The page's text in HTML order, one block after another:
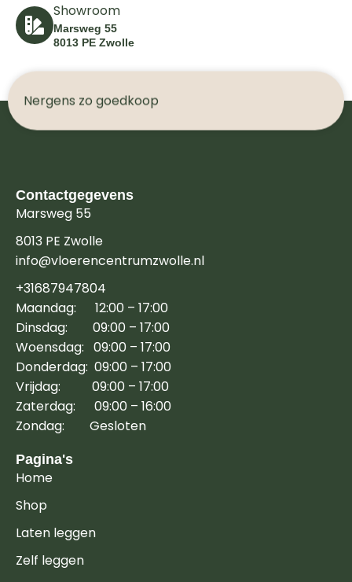
Showroom
Marsweg 55
8013 PE Zwolle
Nergens zo goedkoop
Contactgegevens
Marsweg 55
8013 PE Zwolle
info@vloerencentrumzwolle.nl
+31687947804
Maandag: 12:00 – 17:00
Dinsdag: 09:00 – 17:00
Woensdag: 09:00 – 17:00
Donderdag: 09:00 – 17:00
Vrijdag: 09:00 – 17:00
Zaterdag: 09:00 – 16:00
Zondag: Gesloten
Pagina's
Home
Shop
Laten leggen
Zelf leggen